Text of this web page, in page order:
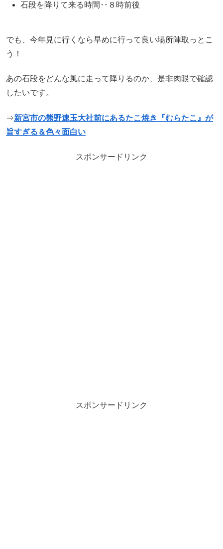
石段を降りて来る時間‥８時前後
でも、今年見に行くなら早めに行って良い場所陣取っとこ
う！
あの石段をどんな風に走って降りるのか、是非肉眼で確認
したいです。
⇒新宮市の熊野速玉大社前にあるたこ焼き『むらたこ』が
旨すぎる＆色々面白い
スポンサードリンク
スポンサードリンク